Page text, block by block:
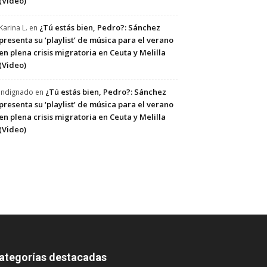
L. en ¿Tú estás bien, Pedro?: Sánchez
su ‘playlist’ de música para el verano
plena crisis migratoria en Ceuta y Melilla
en ¿Tú estás bien, Pedro?: Sánchez
su ‘playlist’ de música para el verano
plena crisis migratoria en Ceuta y Melilla
destacadas